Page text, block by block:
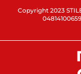
Copyright 2023